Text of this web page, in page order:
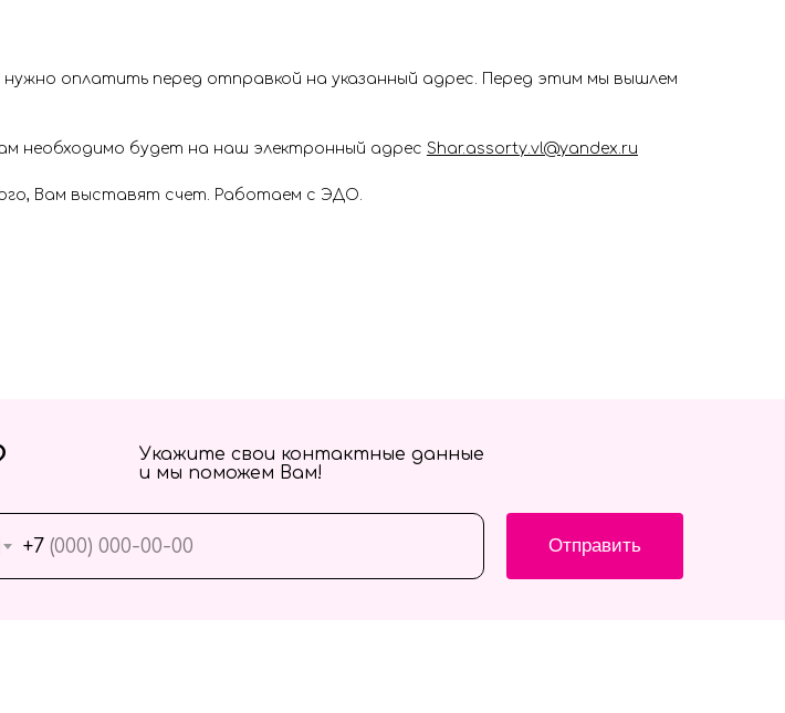
оплатить перед отправкой на указанный адрес. Перед этим мы вышлем
необходимо будет на наш электронный адрес Shar.assorty.vl@yandex.ru
Вам выставят счет. Работаем с ЭДО.
+7 Отправить
Укажите свои контактные данные
и мы поможем Вам!